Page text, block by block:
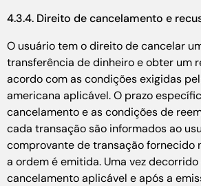
4.3.4. Direito de cancelamento e
O usuário tem o direito de cancelar
transferência de dinheiro e obter um
acordo com as condições exigidas
americana aplicável. O prazo
cancelamento e as condições de
cada transação são informados ao
comprovante de transação fornecido
a ordem é emitida. Uma vez
cancelamento aplicável e após a